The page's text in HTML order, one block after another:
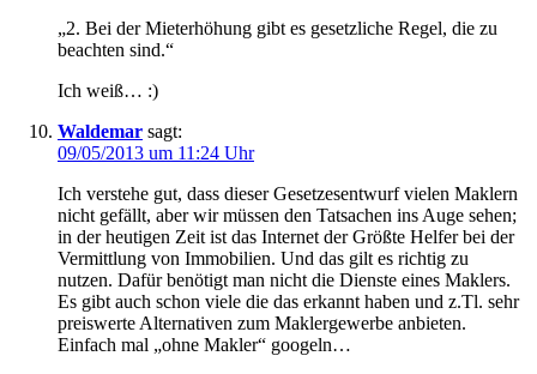
„2. Bei der Mieterhöhung gibt es gesetzliche Regel, die zu
beachten sind.“
Ich weiß… :)
Waldemar sagt:
09/05/2013 um 11:24 Uhr
Ich verstehe gut, dass dieser Gesetzesentwurf vielen Maklern
nicht gefällt, aber wir müssen den Tatsachen ins Auge sehen;
in der heutigen Zeit ist das Internet der Größte Helfer bei der
Vermittlung von Immobilien. Und das gilt es richtig zu
nutzen. Dafür benötigt man nicht die Dienste eines Maklers.
Es gibt auch schon viele die das erkannt haben und z.Tl. sehr
preiswerte Alternativen zum Maklergewerbe anbieten.
Einfach mal „ohne Makler“ googeln…